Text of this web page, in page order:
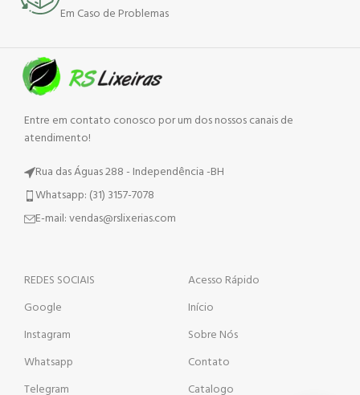
Em Caso de Problemas
Entre em contato conosco por um dos nossos canais de
atendimento!
Rua das Águas 288 - Independência -BH
Whatsapp: (31) 3157-7078
E-mail: vendas@rslixerias.com
REDES SOCIAIS
Google
Instagram
Whatsapp
Telegram
Acesso Rápido
Início
Sobre Nós
Contato
Catalogo